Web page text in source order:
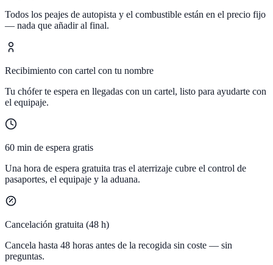
Todos los peajes de autopista y el combustible están en el precio fijo
— nada que añadir al final.
Recibimiento con cartel con tu nombre
Tu chófer te espera en llegadas con un cartel, listo para ayudarte con
el equipaje.
60 min de espera gratis
Una hora de espera gratuita tras el aterrizaje cubre el control de
pasaportes, el equipaje y la aduana.
Cancelación gratuita (48 h)
Cancela hasta 48 horas antes de la recogida sin coste — sin
preguntas.